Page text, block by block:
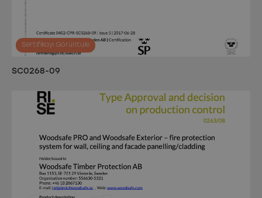
Sertifikayı Görüntüle
SC0268-09